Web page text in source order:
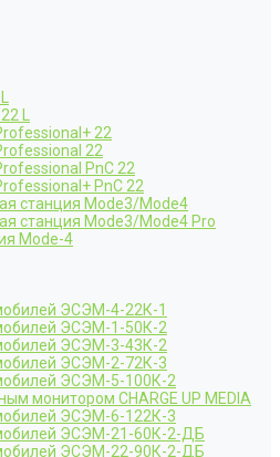
L
22
22
PnC 22
PnC 22
станция Mode3/Mode4
станция Mode3/Mode4 Pro
Mode-4
ЭСЭМ-4-22К-1
ЭСЭМ-1-50К-2
ЭСЭМ-3-43К-2
ЭСЭМ-2-72К-3
ЭСЭМ-5-100К-2
монитором CHARGE UP MEDIA
ЭСЭМ-6-122К-3
ЭСЭМ-21-60К-2-ДБ
ЭСЭМ-22-90К-2-ДБ